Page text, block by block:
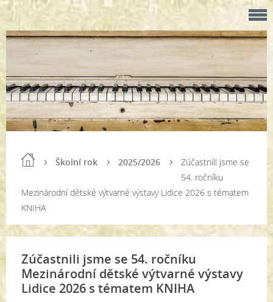
Školní rok 2025/2026
Zúčastnili jsme se
54. ročníku
Mezinárodní dětské výtvarné výstavy Lidice 2026 s tématem
KNIHA
Zúčastnili jsme se 54. ročníku
Mezinárodní dětské výtvarné výstavy
Lidice 2026 s tématem KNIHA